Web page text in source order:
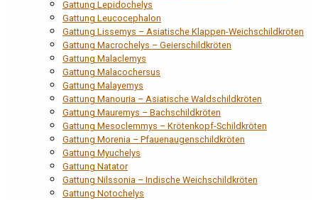
Gattung Lepidochelys
Gattung Leucocephalon
Gattung Lissemys – Asiatische Klappen-Weichschildkröten
Gattung Macrochelys – Geierschildkröten
Gattung Malaclemys
Gattung Malacochersus
Gattung Malayemys
Gattung Manouria – Asiatische Waldschildkröten
Gattung Mauremys – Bachschildkröten
Gattung Mesoclemmys – Krötenkopf-Schildkröten
Gattung Morenia – Pfauenaugenschildkröten
Gattung Myuchelys
Gattung Natator
Gattung Nilssonia – Indische Weichschildkröten
Gattung Notochelys